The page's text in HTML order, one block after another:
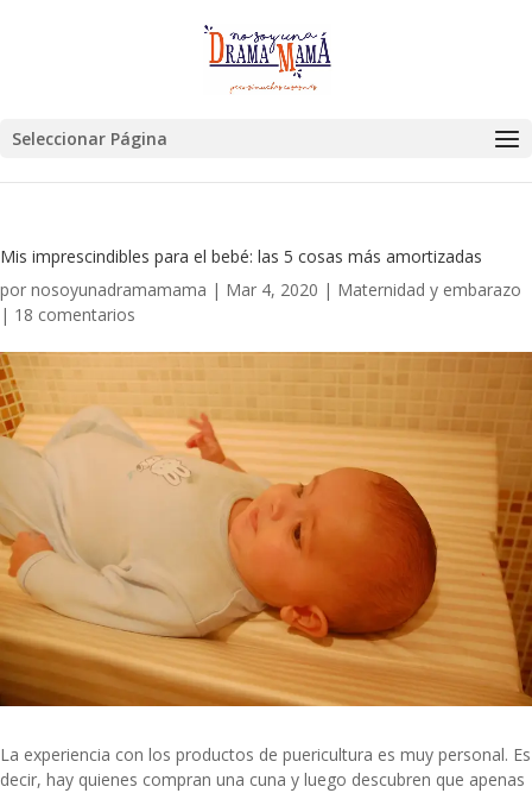
Seleccionar Página
Mis imprescindibles para el bebé: las 5 cosas más amortizadas
por nosoyunadramamama | Mar 4, 2020 | Maternidad y embarazo
| 18 comentarios
La experiencia con los productos de puericultura es muy personal. Es
decir, hay quienes compran una cuna y luego descubren que apenas